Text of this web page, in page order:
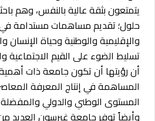
يتمتعون بثقة عالية بالنفس، وهم
حلول؛ تقديم مساهمات مستدامة في
والإقليمية والوطنية وحياة الإنسان
تسليط الضوء على القيم الاجتماعية
أن رؤيتها أن تكون جامعة ذات
المساهمة في إنتاج المعرفة
المستوى الوطني والدولي
وأيضاً توفر جامعة غيرسون العديد